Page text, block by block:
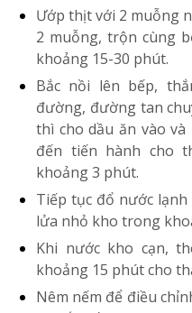
Ướp thịt với 2 muỗng
2 muỗng, trộn cùng
khoảng 15-30 phút.
Bắc nồi lên bếp,
đường, đường tan
thì cho dầu ăn vào
đến tiến hành cho
khoảng 3 phút.
Tiếp tục đổ nước
lửa nhỏ kho trong
Khi nước kho cạn,
khoảng 15 phút cho
Nêm nếm để điều